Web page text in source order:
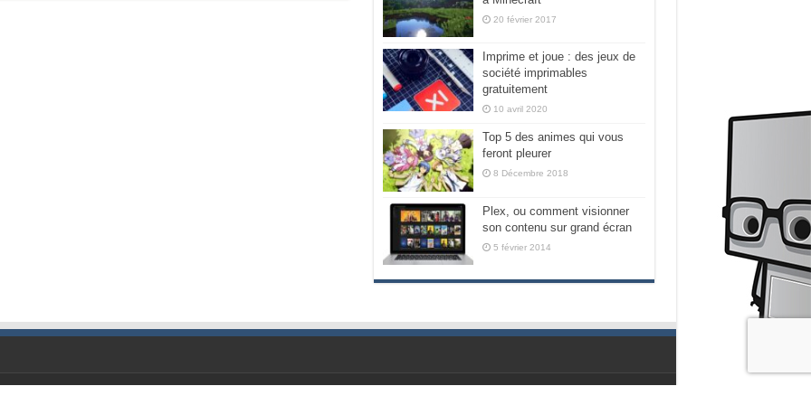
20 février 2017
Imprime et joue : des jeux de
société imprimables
gratuitement
10 avril 2020
Top 5 des animes qui vous
feront pleurer
8 Décembre 2018
Plex, ou comment visionner
son contenu sur grand écran
5 février 2014